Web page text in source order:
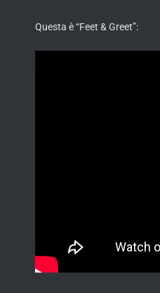
Questa è “Feet & Greet”: